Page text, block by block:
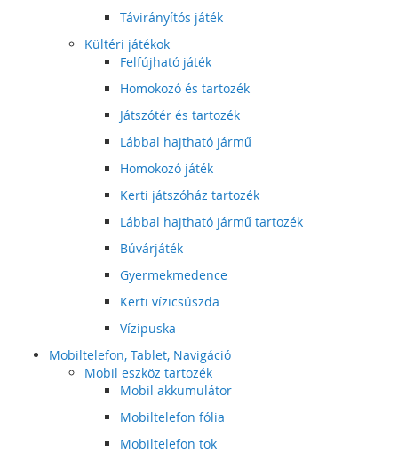
Távirányítós játék
Kültéri játékok
Felfújható játék
Homokozó és tartozék
Játszótér és tartozék
Lábbal hajtható jármű
Homokozó játék
Kerti játszóház tartozék
Lábbal hajtható jármű tartozék
Búvárjáték
Gyermekmedence
Kerti vízicsúszda
Vízipuska
Mobiltelefon, Tablet, Navigáció
Mobil eszköz tartozék
Mobil akkumulátor
Mobiltelefon fólia
Mobiltelefon tok